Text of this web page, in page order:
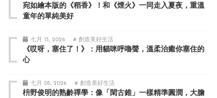
宛如繪本版的《稻香》！和《煙火》一同走入夏夜，重溫
童年的單純美好
七月 13, 2026 # 創造美好生活
《哎呀，塞住了！》：用貓咪呼嚕聲，溫柔治癒你塞住的
心
七月 05, 2026 # 創造美好生活
枡野俊明的熟齡禪學：像「閑古錐」一樣精準圓潤，大膽